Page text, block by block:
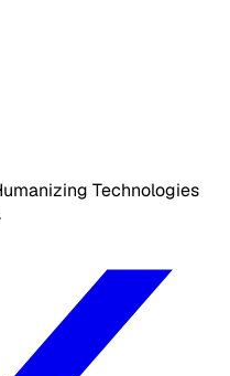
Technologies